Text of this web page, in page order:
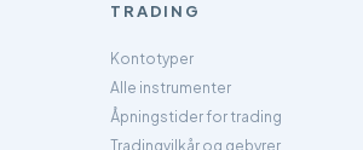
TRADING
Kontotyper
Alle instrumenter
Åpningstider for trading
Tradingvilkår og gebyrer